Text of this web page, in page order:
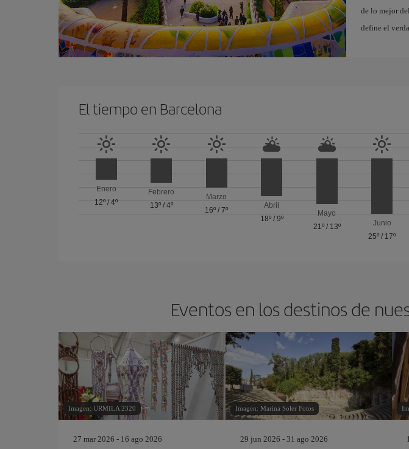
de lo mejor
define el
El tiempo en Barcelona
Enero
12º/4º
Febrero
13º/ 4º
Marzo
16º /7º
Abril
18º/ 9º
Mayo
21º/ 13º
Junio
25º / 17º
Eventos en los destinos de
Imagen: URMILA 2320
27 mar 2026 - 16 ago 2026
Imagen: Marina Soler Fotos
29 jun 2026 - 31 ago 2026